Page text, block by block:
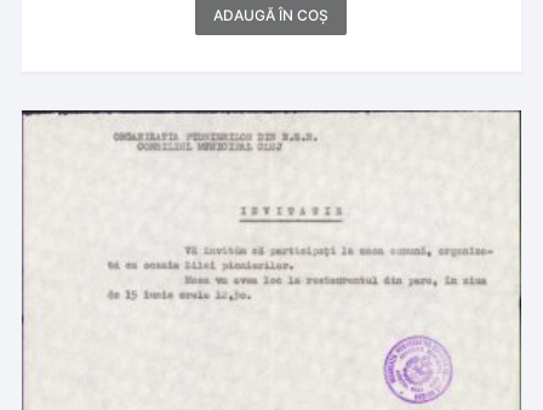
ADAUGĂ ÎN COȘ